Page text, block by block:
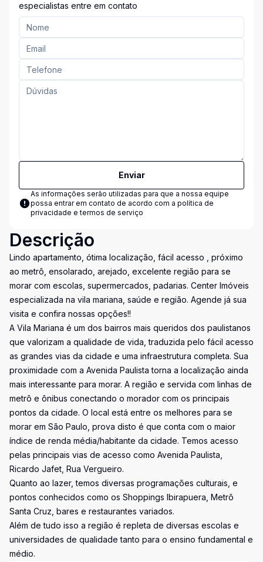
especialistas entre em contato
Enviar
As informações serão utilizadas para que a nossa equipe
possa entrar em contato de acordo com a política de
privacidade e termos de serviço
Descrição
Lindo apartamento, ótima localização, fácil acesso , próximo
ao metrô, ensolarado, arejado, excelente região para se
morar com escolas, supermercados, padarias. Center Imóveis
especializada na vila mariana, saúde e região. Agende já sua
visita e confira nossas opções!!
A Vila Mariana é um dos bairros mais queridos dos paulistanos
que valorizam a qualidade de vida, traduzida pelo fácil acesso
as grandes vias da cidade e uma infraestrutura completa. Sua
proximidade com a Avenida Paulista torna a localização ainda
mais interessante para morar. A região e servida com linhas de
metrô e ônibus conectando o morador com os principais
pontos da cidade. O local está entre os melhores para se
morar em São Paulo, prova disto é que conta com o maior
índice de renda média/habitante da cidade. Temos acesso
pelas principais vias de acesso como Avenida Paulista,
Ricardo Jafet, Rua Vergueiro.
Quanto ao lazer, temos diversas programações culturais, e
pontos conhecidos como os Shoppings Ibirapuera, Metrô
Santa Cruz, bares e restaurantes variados.
Além de tudo isso a região é repleta de diversas escolas e
universidades de qualidade tanto para o ensino fundamental e
médio.